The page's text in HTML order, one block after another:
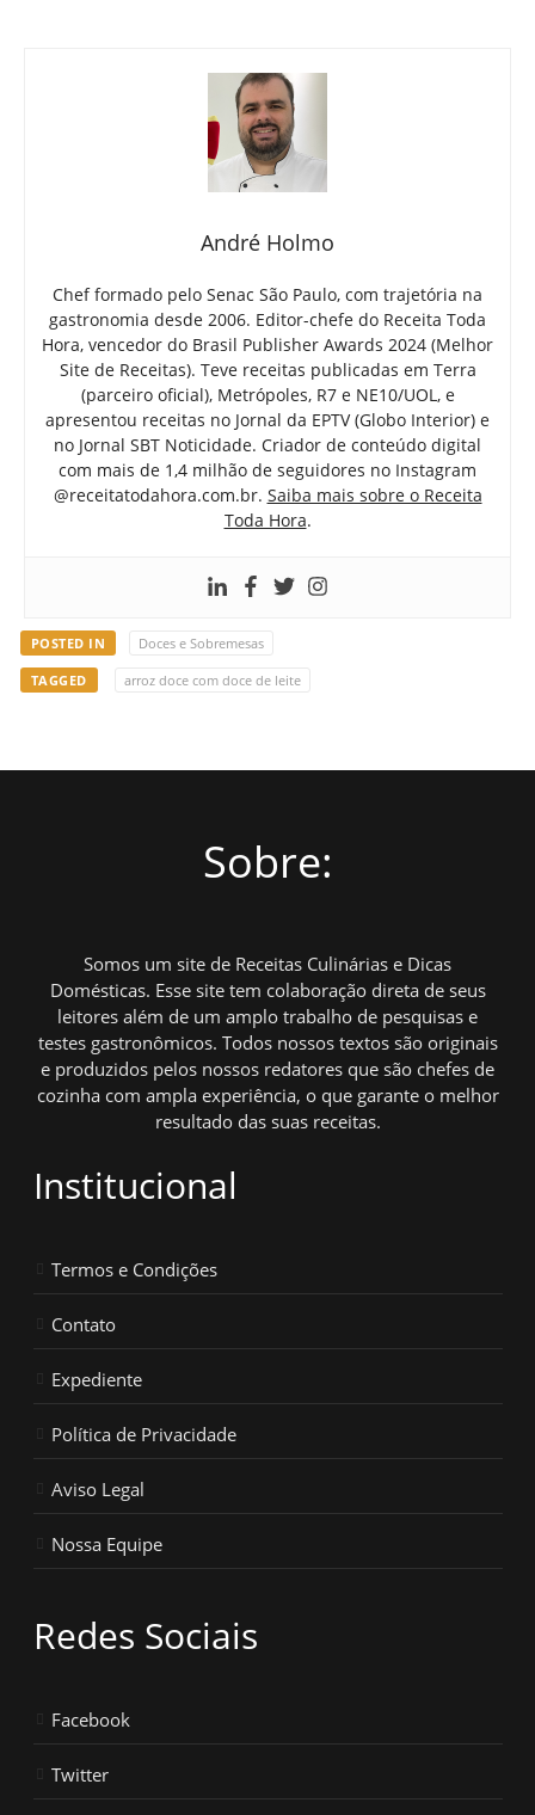
André Holmo
Chef formado pelo Senac São Paulo, com trajetória na
gastronomia desde 2006. Editor-chefe do Receita Toda
Hora, vencedor do Brasil Publisher Awards 2024 (Melhor
Site de Receitas). Teve receitas publicadas em Terra
(parceiro oficial), Metrópoles, R7 e NE10/UOL, e
apresentou receitas no Jornal da EPTV (Globo Interior) e
no Jornal SBT Noticidade. Criador de conteúdo digital
com mais de 1,4 milhão de seguidores no Instagram
@receitatodahora.com.br. Saiba mais sobre o Receita
Toda Hora.
POSTED IN Doces e Sobremesas
TAGGED arroz doce com doce de leite
Sobre:
Somos um site de Receitas Culinárias e Dicas
Domésticas. Esse site tem colaboração direta de seus
leitores além de um amplo trabalho de pesquisas e
testes gastronômicos. Todos nossos textos são originais
e produzidos pelos nossos redatores que são chefes de
cozinha com ampla experiência, o que garante o melhor
resultado das suas receitas.
Institucional
Termos e Condições
Contato
Expediente
Política de Privacidade
Aviso Legal
Nossa Equipe
Redes Sociais
Facebook
Twitter